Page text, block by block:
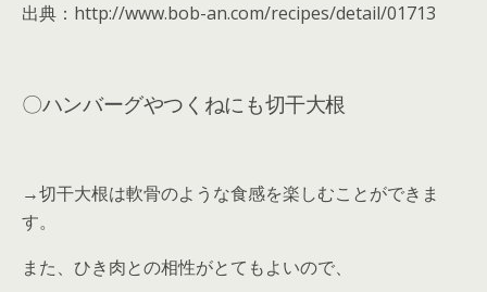
出典：http://www.bob-an.com/recipes/detail/01713
〇ハンバーグやつくねにも切干大根
→切干大根は軟骨のような食感を楽しむことができま
す。
また、ひき肉との相性がとてもよいので、